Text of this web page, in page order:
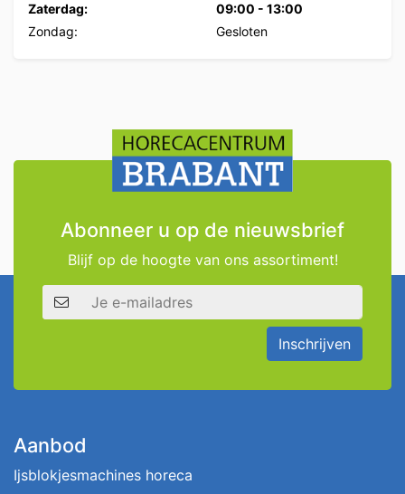
Zaterdag:
09:00 - 13:00
Zondag:
Gesloten
Abonneer u op de nieuwsbrief
Blijf op de hoogte van ons assortiment!
E-mailadres
Inschrijven
Aanbod
Ijsblokjesmachines horeca